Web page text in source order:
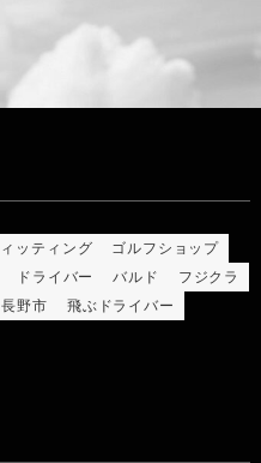
ッティング
ゴルフショップ
ドライバー バルド
フジクラ
長野市
飛ぶドライバー